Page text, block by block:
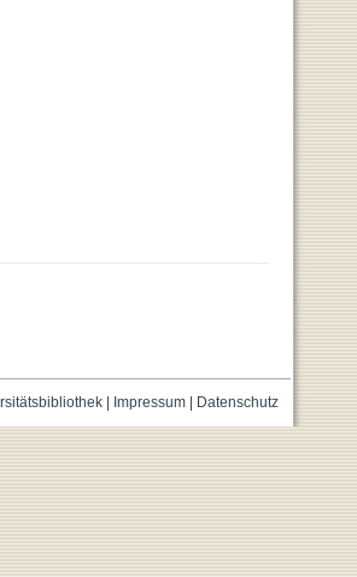
| Impressum| Datenschutz